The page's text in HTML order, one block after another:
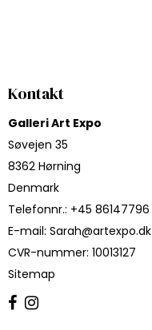
Kontakt
Galleri Art Expo
Søvejen 35
8362 Hørning
Denmark
Telefonnr.: +45 86147796
E-mail: Sarah@artexpo.dk
CVR-nummer: 10013127
Sitemap